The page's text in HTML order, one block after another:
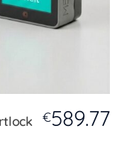
€589.77